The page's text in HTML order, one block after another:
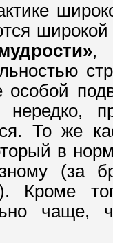
,
особой
То же
в
(за